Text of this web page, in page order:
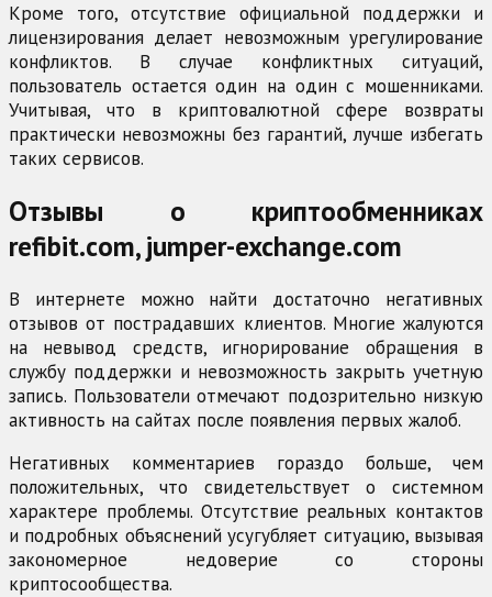
Кроме того, отсутствие официальной поддержки и
лицензирования делает невозможным урегулирование
конфликтов. В случае конфликтных ситуаций,
пользователь остается один на один с мошенниками.
Учитывая, что в криптовалютной сфере возвраты
практически невозможны без гарантий, лучше избегать
таких сервисов.
Отзывы о криптообменниках
refibit.com, jumper-exchange.com
В интернете можно найти достаточно негативных
отзывов от пострадавших клиентов. Многие жалуются
на невывод средств, игнорирование обращения в
службу поддержки и невозможность закрыть учетную
запись. Пользователи отмечают подозрительно низкую
активность на сайтах после появления первых жалоб.
Негативных комментариев гораздо больше, чем
положительных, что свидетельствует о системном
характере проблемы. Отсутствие реальных контактов
и подробных объяснений усугубляет ситуацию, вызывая
закономерное недоверие со стороны
криптосообщества.